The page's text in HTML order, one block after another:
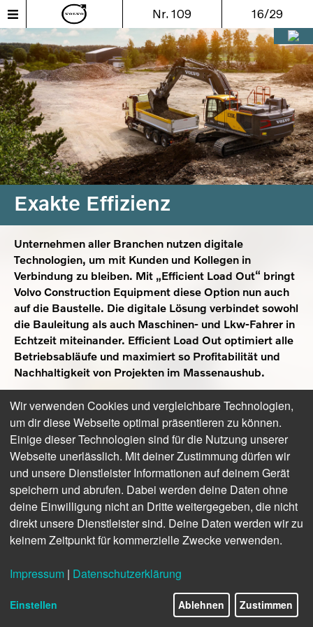
Nr. 109 16/29
Exakte Effizienz
Unternehmen aller Branchen nutzen digitale
Technologien, um mit Kunden und Kollegen in
Verbindung zu bleiben. Mit „Efficient Load Out“ bringt
Volvo Construction Equipment diese Option nun auch
auf die Baustelle. Die digitale Lösung verbindet sowohl
die Bauleitung als auch Maschinen- und Lkw-Fahrer in
Echtzeit miteinander. Efficient Load Out optimiert alle
Betriebsabläufe und maximiert so Profitabilität und
Nachhaltigkeit von Projekten im Massenaushub.
Möchtest Du von Embedlybereitgestellte externe
Inhalte laden?
Einmal erlauben Immer
Beim Massenaushubzählt jedes Ladespiel. Und selbst
kleinste Störungen im Betriebsablauf können mit der
Zeit große Auswirkungen haben. Efficient Load Out
optimiert den Aushubprozess, um bei jedem Ladezyklus
die maximale Nutzlast zu erreichen. „Die Optimierung
der Effizienz des Beladungsprozesses verbessert nicht
nur die Profitabilität, sondern erhöht auch die Sicherheit
und reduziert die Umweltbelastung“, erklärt Robert
Wir verwenden Cookies und vergleichbare Technologien,
um dir diese Webseite optimal präsentieren zu können.
Einige dieser Technologien sind für die Nutzung unserer
Webseite unerlässlich. Mit deiner Zustimmung dürfen wir
und unsere Dienstleister Informationen auf deinem Gerät
speichern und abrufen. Dabei werden deine Daten ohne
deine Einwilligung nicht an Dritte weitergegeben, die nicht
direkt unsere Dienstleister sind. Deine Daten werden wir zu
keinem Zeitpunkt für kommerzielle Zwecke verwenden.
Impressum | Datenschutzerklärung
Einstellen Ablehnen Zustimmen